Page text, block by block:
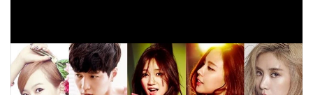
• คอลัมนิสต์
• ละคร
• CbizReview